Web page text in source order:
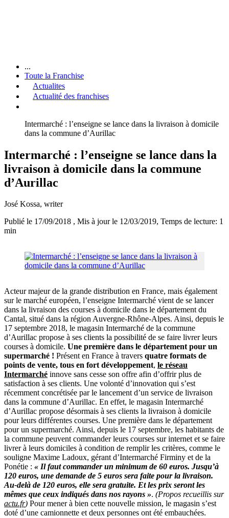
...
Toute la Franchise
Actualites
Actualité des franchises
Intermarché : l’enseigne se lance dans la livraison à domicile
dans la commune d’Aurillac
Intermarché : l’enseigne se lance dans la
livraison à domicile dans la commune
d’Aurillac
José Kossa, writer
Publié le 17/09/2018 , Mis à jour le 12/03/2019, Temps de lecture: 1
min
Acteur majeur de la grande distribution en France, mais également
sur le marché européen, l’enseigne Intermarché vient de se lancer
dans la livraison des courses à domicile dans le département du
Cantal, situé dans la région Auvergne-Rhône-Alpes. Ainsi, depuis le
17 septembre 2018, le magasin Intermarché de la commune
d’Aurillac propose à ses clients la possibilité de se faire livrer leurs
courses à domicile. Une première dans le département pour un
supermarché ! Présent en France à travers quatre formats de
points de vente, tous en fort développement, le réseau
Intermarché innove sans cesse son offre afin d’offrir plus de
satisfaction à ses clients. Une volonté d’innovation qui s’est
récemment concrétisée par le lancement d’un service de livraison
dans la commune d’Aurillac. En effet, le magasin Intermarché
d’Aurillac propose désormais à ses clients la livraison à domicile
pour leurs différentes courses. Une première dans le département
pour un supermarché. Ainsi, depuis le 17 septembre, les habitants de
la commune peuvent commander leurs courses sur internet et se faire
livrer à leurs domiciles à condition de remplir les critères, comme le
souligne Maxime Ladoux, gérant d’Intermarché Firminy et de la
Ponétie : « Il faut commander un minimum de 60 euros. Jusqu’à
120 euros, une demande de 5 euros sera faite pour la livraison.
Au-delà de 120 euros, elle sera gratuite. Et les prix seront les
mêmes que ceux indiqués dans nos rayons ». (Propos recueillis sur
actu.fr) Pour mener à bien cette nouvelle mission, le magasin s’est
doté d’une camionnette et deux personnes ont été embauchées.